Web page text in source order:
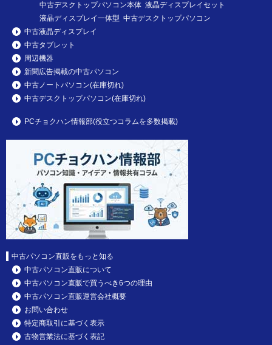
中古デスクトップパソコン本体 液晶ディスプレイセット
液晶ディスプレイ一体型 中古デスクトップパソコン
中古液晶ディスプレイ
中古タブレット
周辺機器
新聞広告掲載の中古パソコン
中古ノートパソコン(在庫切れ)
中古デスクトップパソコン(在庫切れ)
PCチョクハン情報部(役立つコラムを多数掲載)
中古パソコン直販をもっと知る
中古パソコン直販について
中古パソコン直販で買うべき6つの理由
中古パソコン直販運営会社概要
お問い合わせ
特定商取引に基づく表示
古物営業法に基づく表記